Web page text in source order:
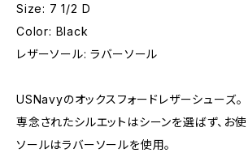
Size: 7 1/2 D
Color: Black
レザーソール: ラバーソール
USNavyのオックスフォードレザーシューズ。
専念されたシルエットはシーンを選ばず、お使
ソールはラバーソールを使用。